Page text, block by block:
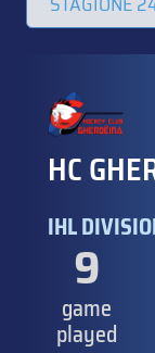
HC
IHL
9
game
played